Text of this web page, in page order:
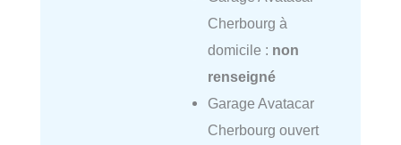
Cherbourg à
domicile : non
renseigné
Garage Avatacar
Cherbourg ouvert